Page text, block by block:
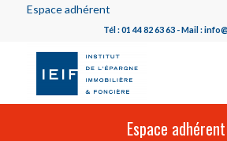
Espace adhérent
Tél : 01 44 82 63 63 - Mail :
Espace adhérent